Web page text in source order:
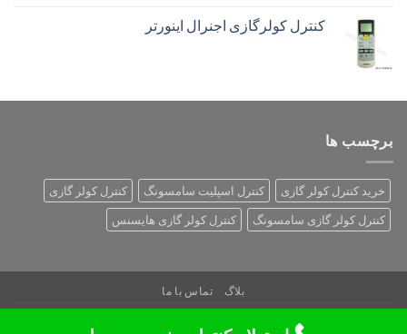
کنترل کولرگازی اجنرال اینورتر
برچسب ها
خرید کنترل کولر گازی کنترل اسپلیت سامسونگ
کنترل کولر گازی
کنترل کولر گازی سامسونگ
کنترل کولر گازی هایسنس
بلاگ تماس با ما